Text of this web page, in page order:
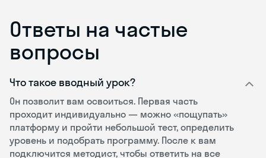
Ответы на частые
вопросы
Что такое вводный урок?
Он позволит вам освоиться. Первая часть
проходит индивидуально — можно «пощупать»
платформу и пройти небольшой тест, определить
уровень и подобрать программу. После к вам
подключится методист, чтобы ответить на все